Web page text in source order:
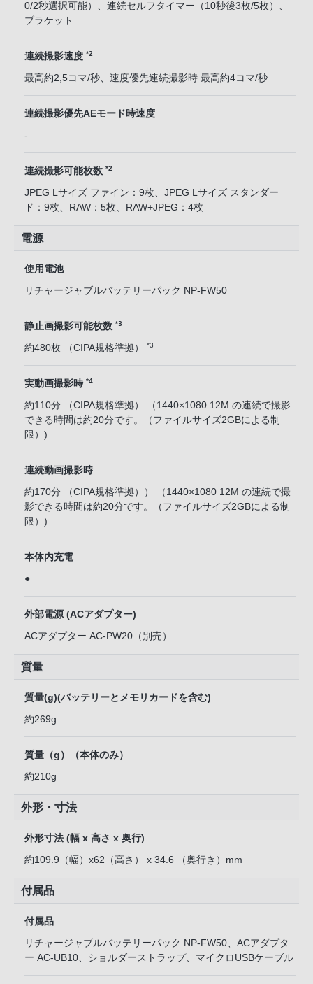
0/2秒選択可能）、連続セルフタイマー（10秒後3枚/5枚）、
ブラケット
連続撮影速度 *2
最高約2,5コマ/秒、速度優先連続撮影時 最高約4コマ/秒
連続撮影優先AEモード時速度
-
連続撮影可能枚数 *2
JPEG Lサイズ ファイン：9枚、JPEG Lサイズ スタンダー
ド：9枚、RAW：5枚、RAW+JPEG：4枚
電源
使用電池
リチャージャブルバッテリーパック NP-FW50
静止画撮影可能枚数 *3
約480枚 （CIPA規格準拠） *3
実動画撮影時 *4
約110分 （CIPA規格準拠） （1440×1080 12M の連続で撮影
できる時間は約20分です。（ファイルサイズ2GBによる制
限）)
連続動画撮影時
約170分 （CIPA規格準拠）） （1440×1080 12M の連続で撮
影できる時間は約20分です。（ファイルサイズ2GBによる制
限）)
本体内充電
●
外部電源 (ACアダプター)
ACアダプター AC-PW20（別売）
質量
質量(g)(バッテリーとメモリカードを含む)
約269g
質量（g）（本体のみ）
約210g
外形・寸法
外形寸法 (幅 x 高さ x 奥行)
約109.9（幅）x62（高さ） x 34.6 （奥行き）mm
付属品
付属品
リチャージャブルバッテリーパック NP-FW50、ACアダプタ
ー AC-UB10、ショルダーストラップ、マイクロUSBケーブル